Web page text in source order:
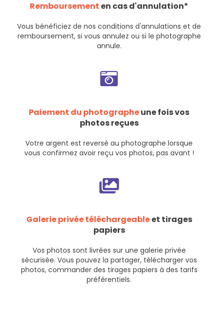
Remboursement en cas d'annulation*
Vous bénéficiez de nos conditions d'annulations et de
remboursement, si vous annulez ou si le photographe
annule.
Paiement du photographeune fois vos
photos reçues
Votre argent est reversé au photographe lorsque
vous confirmez avoir reçu vos photos, pas avant !
Galerie privée téléchargeableet tirages
papiers
Vos photos sont livrées sur une galerie privée
sécurisée. Vous pouvez la partager, télécharger vos
photos, commander des tirages papiers à des tarifs
préférentiels.